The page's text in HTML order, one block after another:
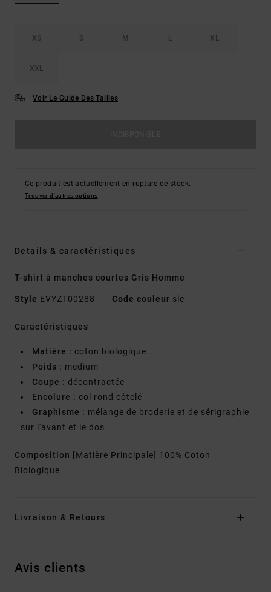
XS S M L XL
XXL
Voir Le Guide Des Tailles
Ce produit est actuellement en rupture de stock.
Trouver d'autres options
Details & caractéristiques
T-shirt à manches courtes Gris Homme
Style EVYZT00288 Code couleur sle
Caractéristiques
Matière : coton biologique
Poids : medium
Coupe : décontractée
Encolure : col rond côtelé
Graphisme : mélange de broderie et de sérigraphie
sur l'avant et le dos
Composition [Matière Principale] 100% Coton
Biologique
Livraison & Retours
Avis clients